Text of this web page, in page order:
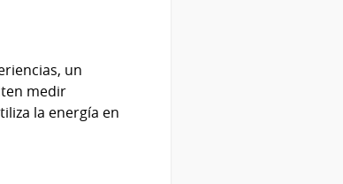
un
medir
la energía en